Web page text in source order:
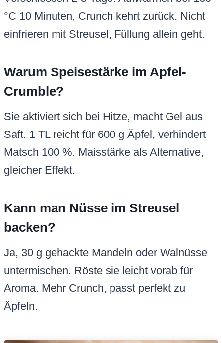
°C 10 Minuten, Crunch kehrt zurück. Nicht
einfrieren mit Streusel, Füllung allein geht.
Warum Speisestärke im Apfel-
Crumble?
Sie aktiviert sich bei Hitze, macht Gel aus
Saft. 1 TL reicht für 600 g Äpfel, verhindert
Matsch 100 %. Maisstärke als Alternative,
gleicher Effekt.
Kann man Nüsse im Streusel
backen?
Ja, 30 g gehackte Mandeln oder Walnüsse
untermischen. Röste sie leicht vorab für
Aroma. Mehr Crunch, passt perfekt zu
Äpfeln.